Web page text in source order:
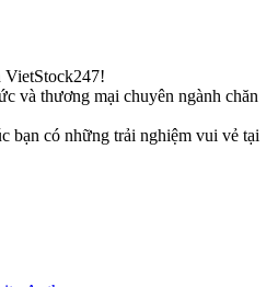
VietStock247!
và thương mại chuyên ngành chăn
bạn có những trải nghiệm vui vẻ tại